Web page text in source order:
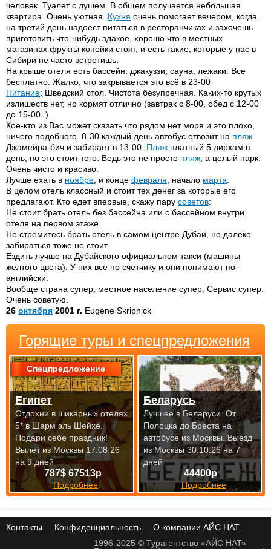
человек. Туалет с душем. В общем получается небольшая
квартира. Очень уютная. Кухня очень помогает вечером, когда
на третий день надоест питаться в ресторанчиках и захочешь
приготовить что-нибудь эдакое, хорошо что в местных
магазинах фрукты копейки стоят, и есть такие, которые у нас в
Сибири не часто встретишь.
На крыше отеля есть бассейн, джакуззи, сауна, лежаки. Все
бесплатно. Жалко, что закрывается это всё в 23-00
Питание: Шведский стол. Чистота безупречная. Каких-то крутых
излишеств нет, но кормят отлично (завтрак с 8-00, обед с 12-00
до 15-00. )
Кое-кто из Вас может сказать что рядом нет моря и это плохо,
ничего подобного. 8-30 каждый день автобус отвозит на пляж
Джамейра-бич и забирает в 13-00. Пляж платный 5 дирхам в
день, но это стоит того. Ведь это не просто пляж , а целый парк.
Очень чисто и красиво.
Лучше ехать в ноябре , и конце февраля , начало марта
В целом отель классный и стоит тех денег за которые его
предлагают. Кто едет впервые, скажу пару советов:
Не стоит брать отель без бассейна или с бассейном внутри
отеля на первом этаже.
Не стремитесь брать отель в самом центре Дубаи, но далеко
забираться тоже не стоит.
Ездить лучше на Дубайского официальном такси (машины
желтого цвета). У них все по счетчику и они понимают по-
английски.
Вообще страна супер, местное население супер, Сервис супер.
Очень советую.
26 октября 2001 г. Eugene Skripnick
Горящие туры и спецпредложения
Спецпредложение
787$ 67513р
Подробнее
Египет
Отдохни в шикарных отелях
5* в Шарм эль Шейхе.
Подари себе праздник!
Вылет из Москвы 17.08.26
на 9 дней
44400р
Подробнее
Беларусь
Лучшее в Беларуси. От
Полоцка до Бреста на
автобусе из Москвы. Выезд
из Москвы 30.10.26 на 7
дней
Контакты Конфиденциальность
О компании АЙС НАТ
1996-2025 © Турагентство «АЙС НАТ»